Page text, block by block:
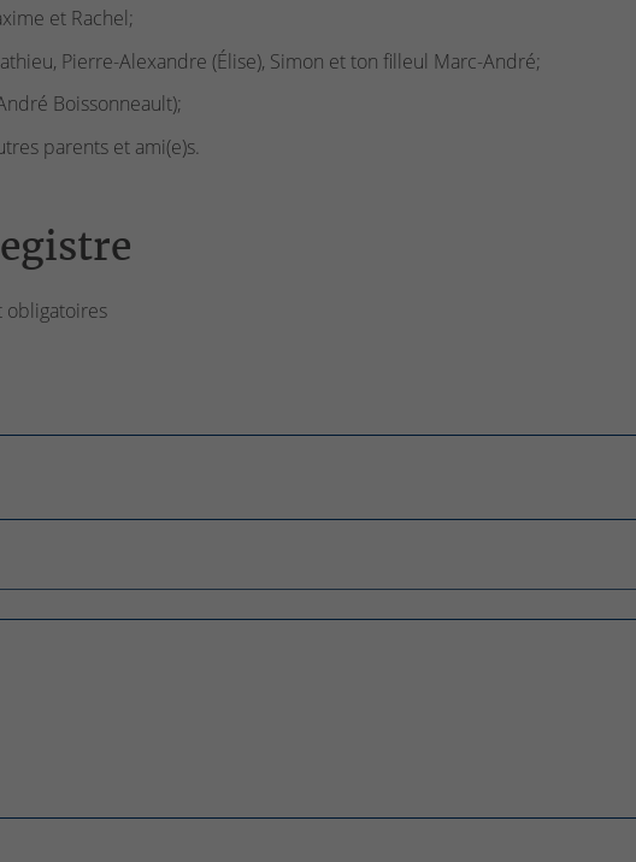
et Rachel;
Pierre-Alexandre (Élise), Simon et ton filleul Marc-André;
Boissonneault);
parents et ami(e)s.
obligatoires